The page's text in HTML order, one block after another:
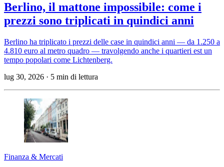
Berlino, il mattone impossibile: come i
prezzi sono triplicati in quindici anni
Berlino ha triplicato i prezzi delle case in quindici anni — da 1.250 a
4.810 euro al metro quadro — travolgendo anche i quartieri est un
tempo popolari come Lichtenberg.
lug 30, 2026 · 5 min di lettura
Finanza & Mercati